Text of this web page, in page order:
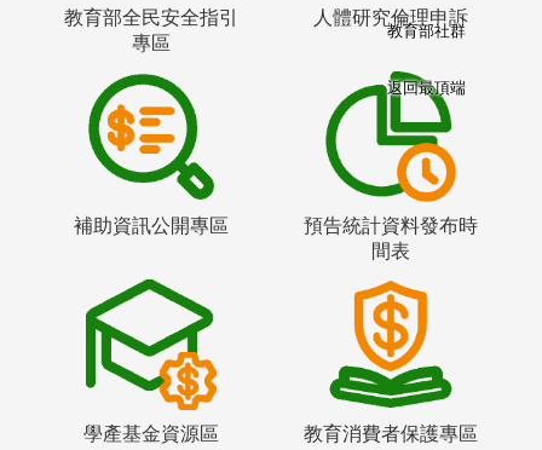
教育部全民安全指引
專區
人體研究倫理申訴
補助資訊公開專區
預告統計資料發布時
間表
學產基金資源區 教育消費者保護專區
教育部社群
返回最頂端